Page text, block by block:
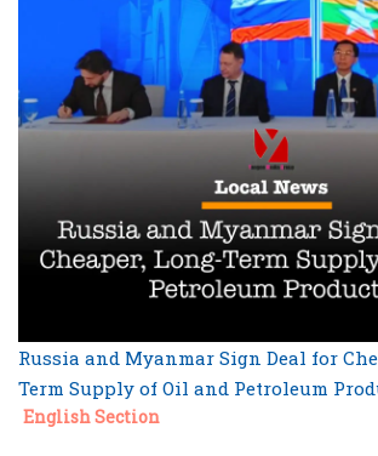
Russia and Myanmar Sign Deal for
Term Supply of Oil and Petroleum
Category:
English Section